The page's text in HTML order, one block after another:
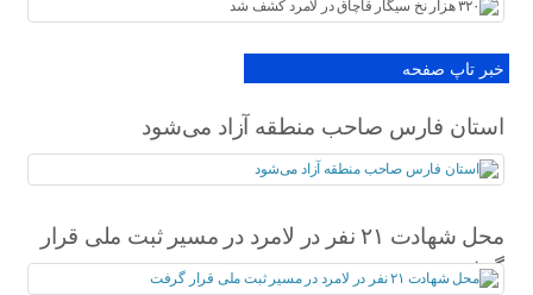
خبر تاپ صفحه
استان فارس صاحب منطقه آزاد می‌شود
محل شهادت ۲۱ نفر در لامرد در مسیر ثبت ملی قرار
گرفت